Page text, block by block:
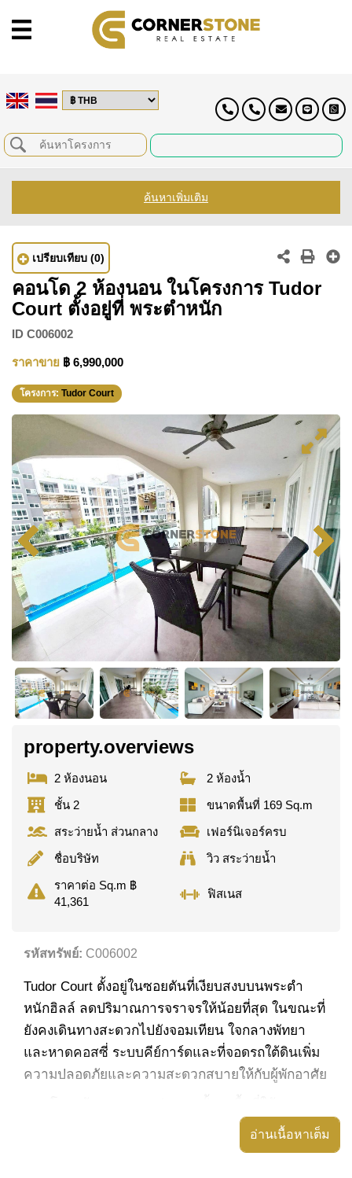
ค้นหาเพิ่มเติม
เปรียบเทียบ (0)
คอนโด 2 ห้องนอน ในโครงการ Tudor
Court ตั้งอยู่ที่ พระตำหนัก
ID C006002
ราคาขาย ฿ 6,990,000
โครงการ: Tudor Court
property.overviews
2 ห้องนอน
2 ห้องน้ำ
ชั้น 2
ขนาดพื้นที่ 169 Sq.m
สระว่ายน้ำ ส่วนกลาง
เฟอร์นิเจอร์ครบ
ชื่อบริษัท
วิว สระว่ายน้ำ
ราคาต่อ Sq.m ฿
41,361
ฟิสเนส
รหัสทรัพย์: C006002
Tudor Court ตั้งอยู่ในซอยตันที่เงียบสงบบนพระตำ
หนักฮิลล์ ลดปริมาณการจราจรให้น้อยที่สุด ในขณะที่
ยังคงเดินทางสะดวกไปยังจอมเทียน ใจกลางพัทยา
และหาดคอสซี่ ระบบคีย์การ์ดและที่จอดรถใต้ดินเพิ่ม
ความปลอดภัยและความสะดวกสบายให้กับผู้พักอาศัย
ห้องมี 2 ห้องนอน 2 ห้องน้ำ พร้อมตู้เสื้อผ้าแบบวอล์
อ่านเนื้อหาเต็ม